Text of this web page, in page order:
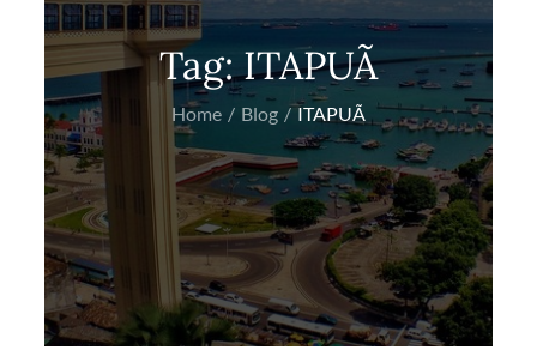
Tag:ITAPUÃ
Home Blog ITAPUÃ